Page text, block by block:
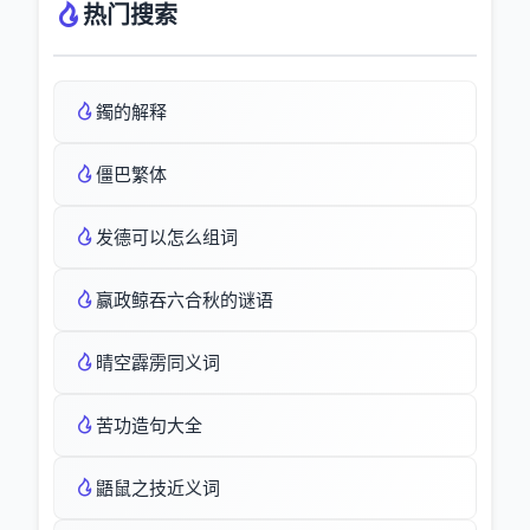
热门搜索
鐲的解释
僵巴繁体
发德可以怎么组词
赢政鲸吞六合秋的谜语
晴空霹雳同义词
苦功造句大全
鼯鼠之技近义词